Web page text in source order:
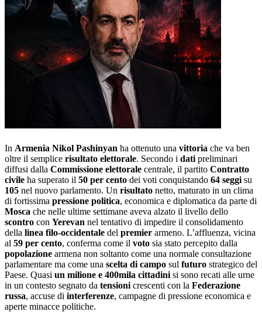
In Armenia Nikol Pashinyan ha ottenuto una vittoria che va ben
oltre il semplice risultato elettorale. Secondo i dati preliminari
diffusi dalla Commissione elettorale centrale, il partito Contratto
civile ha superato il 50 per cento dei voti conquistando 64 seggi su
105 nel nuovo parlamento. Un risultato netto, maturato in un clima
di fortissima pressione politica, economica e diplomatica da parte di
Mosca che nelle ultime settimane aveva alzato il livello dello
scontro con Yerevan nel tentativo di impedire il consolidamento
della linea filo-occidentale del premier armeno. L’affluenza, vicina
al 59 per cento, conferma come il voto sia stato percepito dalla
popolazione armena non soltanto come una normale consultazione
parlamentare ma come una scelta di campo sul futuro strategico del
Paese. Quasi un milione e 400mila cittadini si sono recati alle urne
in un contesto segnato da tensioni crescenti con la Federazione
russa, accuse di interferenze, campagne di pressione economica e
aperte minacce politiche.